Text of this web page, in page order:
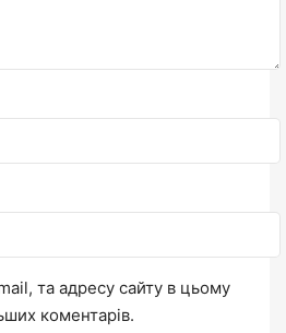
та адресу сайту в цьому
коментарів.